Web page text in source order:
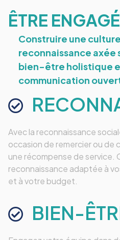
ÊTRE ENGAGÉ
Construire une
reconnaissance axée
bien-être holistique
communication
Avec la reconnaissance
occasion de remercier ou de
une récompense de service.
reconnaissance adaptée à
et à votre budget.
BIEN-